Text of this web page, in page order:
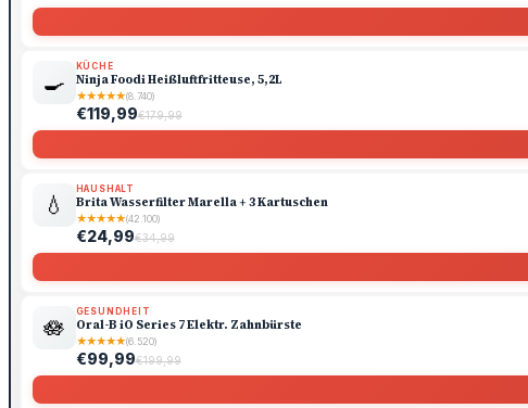
🍳
KÜCHE
Ninja Foodi Heißluftfritteuse, 5,2L
★★★★★(8.740)
€119,99€179,99
💧
HAUSHALT
Brita Wasserfilter Marella + 3 Kartuschen
★★★★★(42.100)
€24,99€34,99
🪷
GESUNDHEIT
Oral-B iO Series 7 Elektr. Zahnbürste
★★★★★(6.520)
€99,99€199,99